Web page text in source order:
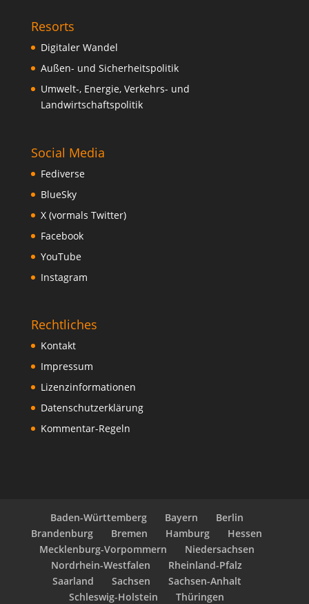
Resorts
Digitaler Wandel
Außen- und Sicherheitspolitik
Umwelt-, Energie, Verkehrs- und
Landwirtschaftspolitik
Social Media
Fediverse
BlueSky
X (vormals Twitter)
Facebook
YouTube
Instagram
Rechtliches
Kontakt
Impressum
Lizenzinformationen
Datenschutzerklärung
Kommentar-Regeln
Baden-Württemberg Bayern
Berlin
Brandenburg
Bremen Hamburg
Hessen
Mecklenburg-Vorpommern
Niedersachsen
Nordrhein-Westfalen
Rheinland-Pfalz
Saarland
Sachsen
Sachsen-Anhalt
Schleswig-Holstein
Thüringen